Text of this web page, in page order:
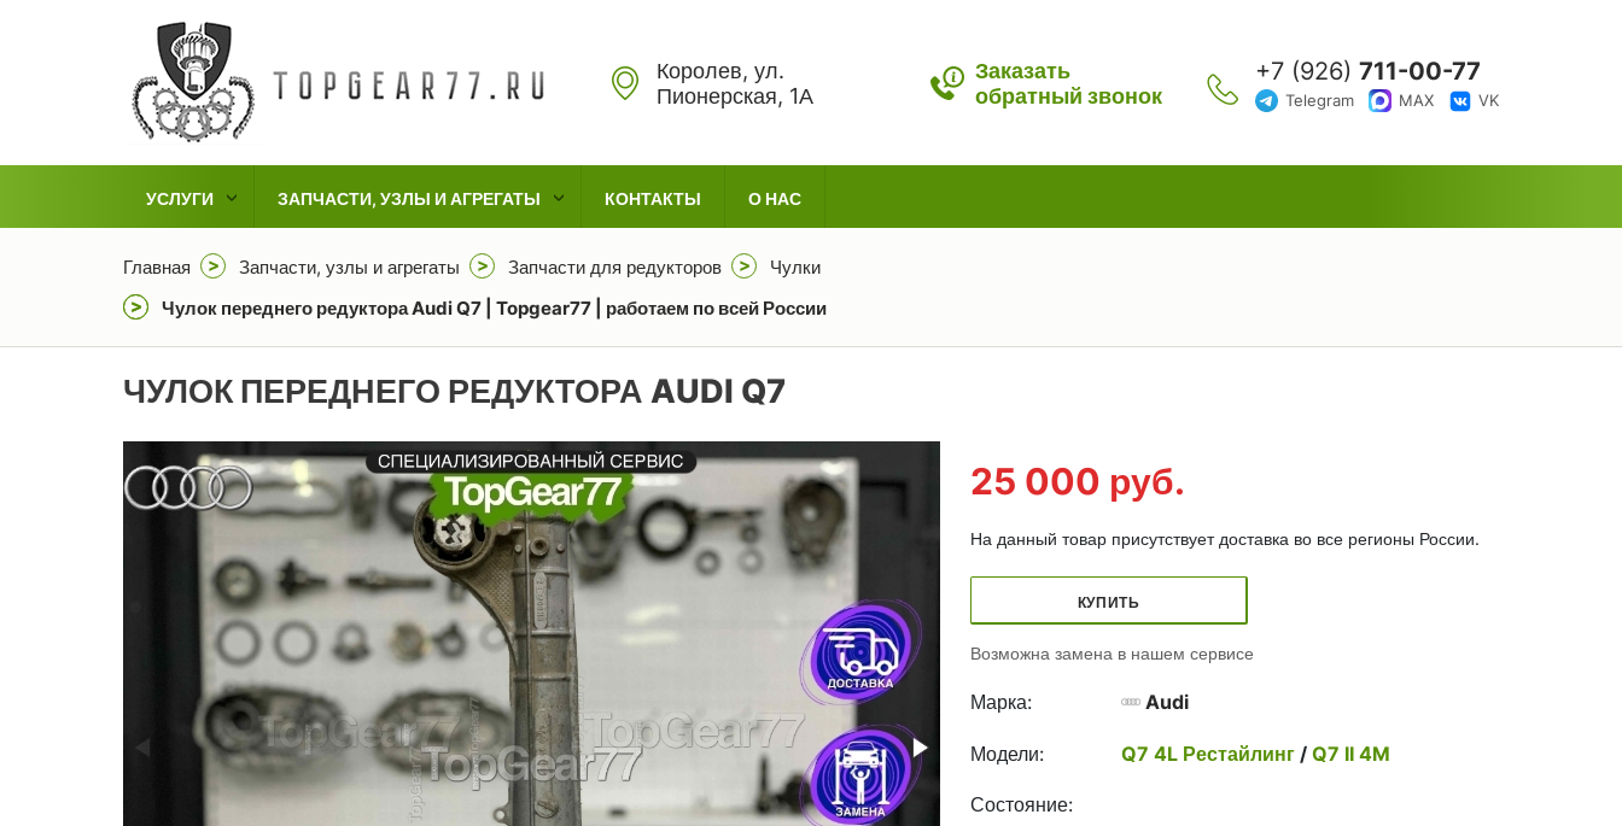
Королев, ул.
Пионерская, 1А
Заказать
обратный звонок
+7 (926) 711-00-77
Telegram MAX VK
УСЛУГИ ЗАПЧАСТИ, УЗЛЫ И АГРЕГАТЫ КОНТАКТЫ О НАС
Главная Запчасти, узлы и агрегаты Запчасти для редукторов
Чулки
Чулок переднего редуктора Audi Q7 | Topgear77 | работаем по всей России
ЧУЛОК ПЕРЕДНЕГО РЕДУКТОРА AUDI Q7
25 000 руб.
На данный товар присутствует доставка во все регионы России.
КУПИТЬ
Возможна замена в нашем сервисе
Марка: Audi
Модели: Q7 4L Рестайлинг / Q7 II 4M
Состояние: